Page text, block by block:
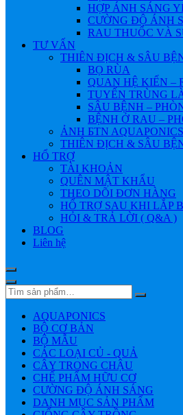
HỢP ÁNH SÁNG
CƯỜNG ĐỘ ÁNH
RAU THUỐC VÀ
TƯ VẤN
THIÊN ĐỊCH & SÂU
BỌ RÙA
QUAN HỆ KIẾN –
TUYẾN TRÙNG
SÂU BỆNH –
BỆNH Ở RAU –
ẢNH БTN AQUAPONICS
THIÊN ĐỊCH & SÂU
HỔ TRỢ
TÀI KHOẢN
QUÊN MẬT KHẨU
THEO DÕI ĐƠN HÀNG
HỔ TRỢ SAU KHI LẮP
HỎI & TRẢ LỜI ( Q&A )
BLOG
Liên hệ
AQUAPONICS
BỘ CƠ BẢN
BỘ MẪU
CÁC LOẠI CỦ - QUẢ
CÂY TRONG CHẬU
CHẾ PHẨM HỮU CƠ
CƯỜNG ĐỘ ÁNH SÁNG
DANH MỤC SẢN PHẨM